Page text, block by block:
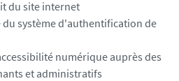
du site internet
système d'authentification de
numérique auprès des
et administratifs